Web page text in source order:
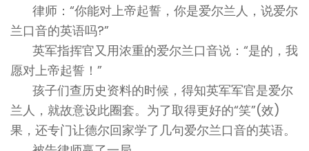
律师：“你能对上帝起誓，你是爱尔兰人，说爱尔
兰口音的英语吗?”
英军指挥官又用浓重的爱尔兰口音说：“是的，我
愿对上帝起誓！”
孩子们查历史资料的时候，得知英军军官是爱尔
兰人，就故意设此圈套。为了取得更好的“笑”(效)
果，还专门让德尔回家学了几句爱尔兰口音的英语。